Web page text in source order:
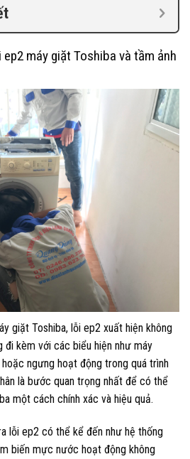
máy giặt Toshiba và tầm ảnh
giặt Toshiba, lỗi ep2 xuất hiện không
đi kèm với các biểu hiện như máy
ngưng hoạt động trong quá trình
là bước quan trọng nhất để có thể
một cách chính xác và hiệu quả.
lỗi ep2 có thể kể đến như hệ thống
biến mực nước hoạt động không